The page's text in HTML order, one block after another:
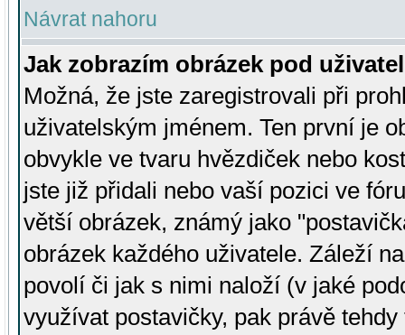
Návrat nahoru
Jak zobrazím obrázek pod
Možná, že jste zaregistrovali při
uživatelským jménem. Ten první je
obvykle ve tvaru hvězdiček nebo
jste již přidali nebo vaší pozici ve
větší obrázek, známý jako
obrázek každého uživatele. Záleží
povolí či jak s nimi naloží (v jaké
využívat postavičky, pak právě